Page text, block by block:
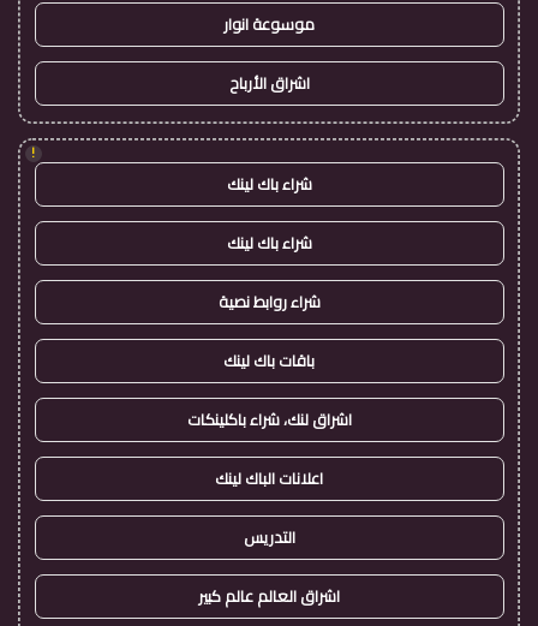
موسوعة انوار
اشراق الأرباح
!
شراء باك لينك
شراء باك لينك
شراء روابط نصية
باقات باك لينك
اشراق لنك، شراء باكلينكات
اعلانات الباك لينك
التدريس
اشراق العالم عالم كبير